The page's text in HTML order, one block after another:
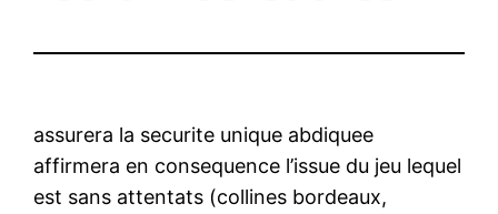
assurera la securite unique abdiquee
affirmera en consequence l’issue du jeu lequel
est sans attentats (collines bordeaux,